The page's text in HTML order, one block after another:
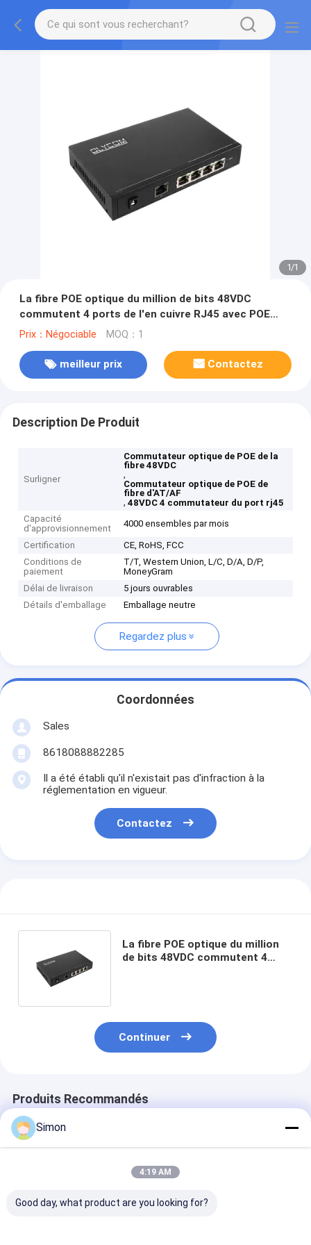
1/1
La fibre POE optique du million de bits 48VDC
commutent 4 ports de l'en cuivre RJ45 avec POE
AT/AF
Prix：Négociable MOQ：1
meilleur prix Contactez
Description De Produit
Surligner
Commutateur optique de POE de la
fibre 48VDC
,
Commutateur optique de POE de
fibre d'AT/AF
,48VDC 4 commutateur du port rj45
Capacité
d'approvisionnement
4000 ensembles par mois
Certification
CE, RoHS, FCC
Conditions de
paiement
T/T, Western Union, L/C, D/A, D/P,
MoneyGram
Délai de livraison
5 jours ouvrables
Détails d'emballage
Emballage neutre
Regardez plus
Coordonnées
Sales
8618088882285
Il a été établi qu'il n'existait pas d'infraction à la
réglementation en vigueur.
Contactez
La fibre POE optique du million
de bits 48VDC commutent 4
Continuer
Produits Recommandés
Simon
4:19 AM
Good day, what product are you looking for?